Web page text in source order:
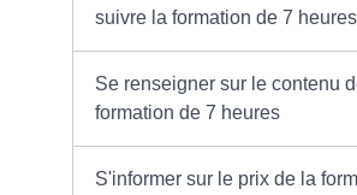
suivre la formation de 7 heures
Se renseigner sur le contenu
formation de 7 heures
S'informer sur le prix de la